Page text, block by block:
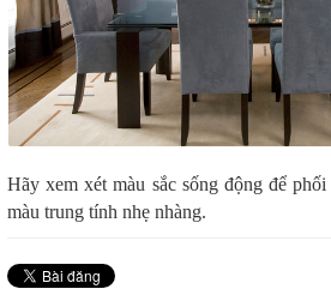
Hãy xem xét màu sắc sống động để
màu trung tính nhẹ nhàng.